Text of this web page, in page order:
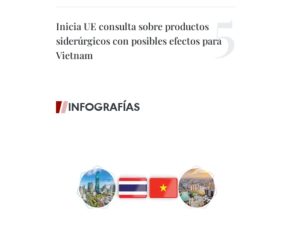
Inicia UE consulta sobre productos
siderúrgicos con posibles efectos para
Vietnam
INFOGRAFÍAS